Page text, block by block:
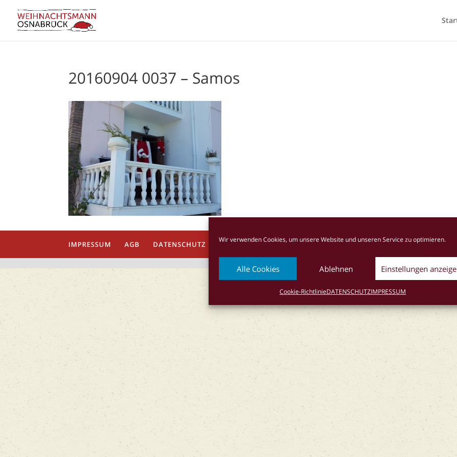
Wir verwenden Cookies, um unsere Website und unseren Service zu optimieren.
Alle Cookies Ablehnen Einstellungen
Cookie-RichtlinieDATENSCHUTZIMPRESSUM
20160904 0037 – Samos
IMPRESSUM AGB DATENSCHUTZ Cookie-Richtlinie (EU)